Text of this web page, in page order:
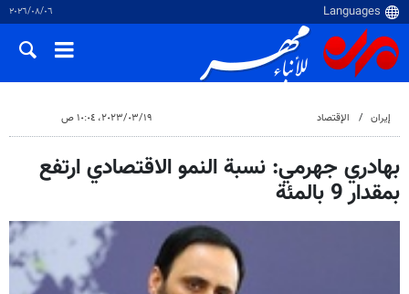
٠٦‏/٠٨‏/٢٠٢٦
إيران الإقتصاد ١٩‏/٠٣‏/٢٠٢٣، ١٠:٠٤ ص
بهادري جهرمي: نسبة النمو الاقتصادي ارتفع
بمقدار 9 بالمئة